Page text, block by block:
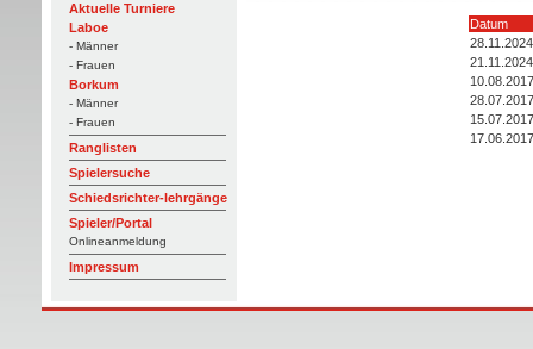
Aktuelle Turniere
Laboe
- Männer
- Frauen
Borkum
- Männer
- Frauen
Ranglisten
Spielersuche
Schiedsrichter-lehrgänge
Spieler/Portal
Onlineanmeldung
Impressum
Datum
28.11.2024
21.11.2024
10.08.2017
28.07.2017
15.07.2017
17.06.2017